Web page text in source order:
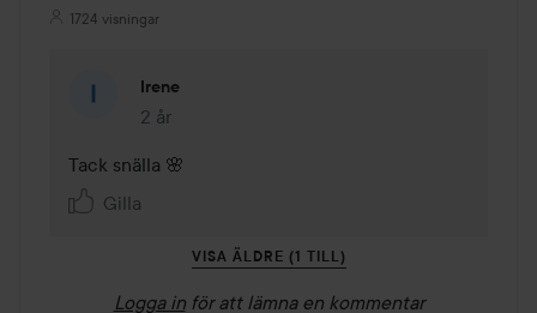
1724 visningar
Irene
2 år
Kommentaren lades 2 år
Tack snälla 🌸
Gilla
VISA ÄLDRE (1 TILL)
Logga in för att lämna en kommentar